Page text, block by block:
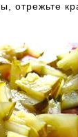
отрежьте